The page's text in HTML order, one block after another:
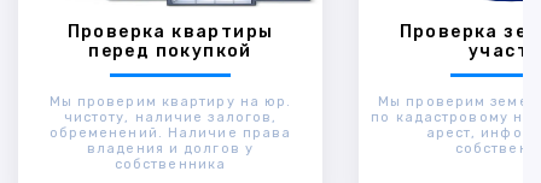
Проверка квартиры
перед покупкой
Мы проверим квартиру на юр.
чистоту, наличие залогов,
обременений. Наличие права
владения и долгов у
собственника
Проверка
Мы проверим
по кадастровому
арест,